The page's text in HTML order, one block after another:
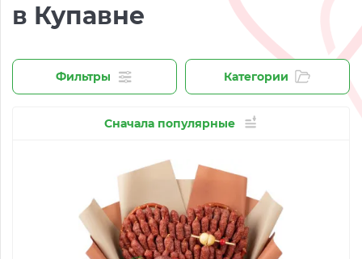
в Купавне
Фильтры Категории
Сначала популярные